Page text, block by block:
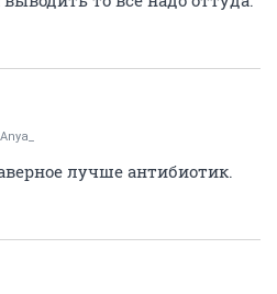
лучше антибиотик.